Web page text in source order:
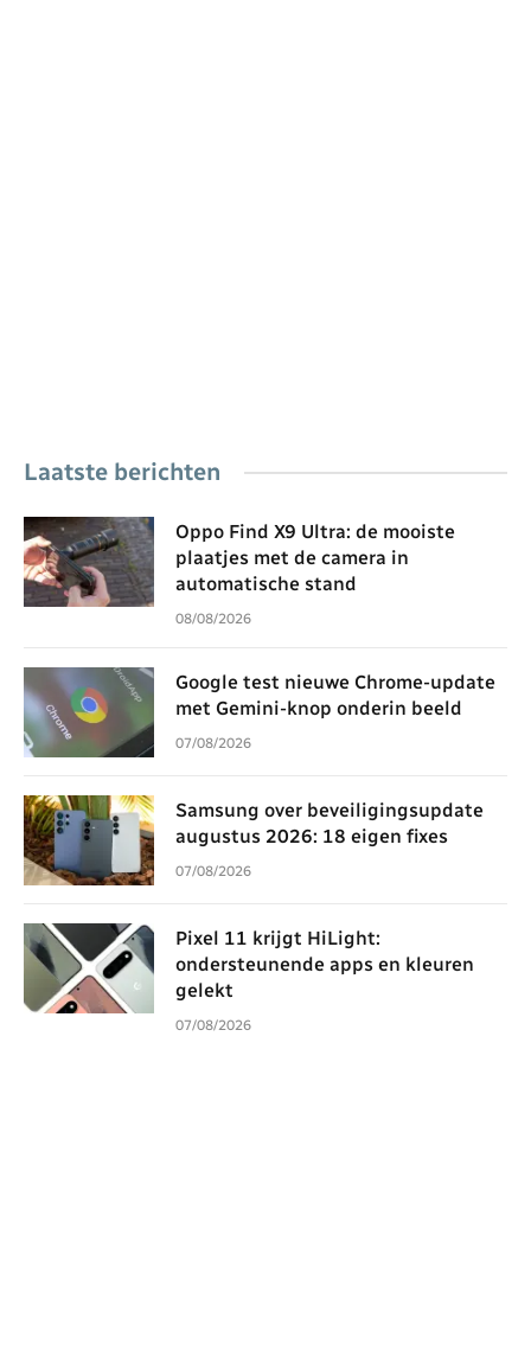
Laatste berichten
Oppo Find X9 Ultra: de mooiste
plaatjes met de camera in
automatische stand
08/08/2026
Google test nieuwe Chrome-update
met Gemini-knop onderin beeld
07/08/2026
Samsung over beveiligingsupdate
augustus 2026: 18 eigen fixes
07/08/2026
Pixel 11 krijgt HiLight:
ondersteunende apps en kleuren
gelekt
07/08/2026